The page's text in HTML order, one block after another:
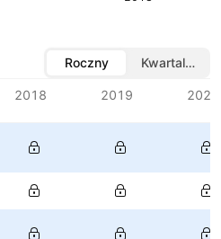
Roczny
Kwartalny
2018 2019 2020